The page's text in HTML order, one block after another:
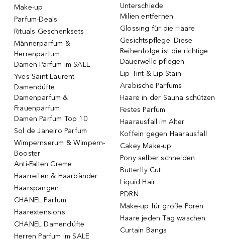
Make-up
Parfum-Deals
Rituals Geschenksets
Männerparfum &
Herrenparfum
Damen Parfum im SALE
Yves Saint Laurent
Damendüfte
Damenparfum &
Frauenparfum
Damen Parfum Top 10
Sol de Janeiro Parfum
Wimpernserum & Wimpern-
Booster
Anti-Falten Creme
Haarreifen & Haarbänder
Haarspangen
CHANEL Parfum
Haarextensions
CHANEL Damendüfte
Herren Parfum im SALE
Unterschiede
Milien entfernen
Glossing für die Haare
Gesichtspflege: Diese
Reihenfolge ist die richtige
Dauerwelle pflegen
Lip Tint & Lip Stain
Arabische Parfums
Haare in der Sauna schützen
Festes Parfum
Haarausfall im Alter
Koffein gegen Haarausfall
Cakey Make-up
Pony selber schneiden
Butterfly Cut
Liquid Hair
PDRN
Make-up für große Poren
Haare jeden Tag waschen
Curtain Bangs